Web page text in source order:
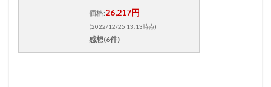
価格:26,217円
(2022/12/25 13:13時点)
感想(6件)